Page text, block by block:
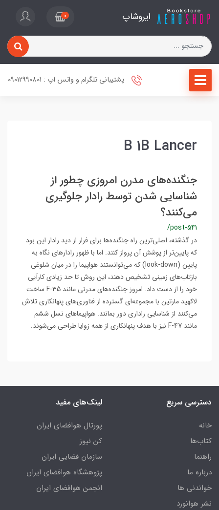
ایروشاپ 0
پشتیبانی تلگرام و واتس اپ : 09012990801
B 1B Lancer
جنگنده‌های مدرن امروزی چطور از
شناسایی شدن توسط رادار جلوگیری
می‌کنند؟
/post-541
در گذشته، اصلی‌ترین راه جنگنده‌ها برای فرار از دید رادار این بود
که پایین‌تر از پوشش آن پرواز کنند. اما با ظهور رادارهای نگاه به
پایین (look-down) که می‌توانستند هواپیما را در میان شلوغی
بازتاب‌های زمینی تشخیص دهند، این روش تا حد زیادی کارآیی
خود را از دست داد. امروز جنگنده‌های مدرنی مانند F-35 ساخت
لاکهید مارتین با مجموعه‌ای گسترده از فناوری‌های پنهانکاری تلاش
می‌کنند از شناسایی راداری دور بمانند. هواپیماهای نسل ششم
مانند F-47 نیز با هدف پنهانکاری از همه زوایا طراحی می‌شوند.
دسترسی سریع
خانه
کتاب‌ها
راهنما
درباره ما
خواندنی ها
نشر هوانورد
لینک‌های مفید
پورتال هوافضای ایران
کن نیوز
سازمان فضایی ایران
پژوهشگاه هوافضای ایران
انجمن هوافضای ایران